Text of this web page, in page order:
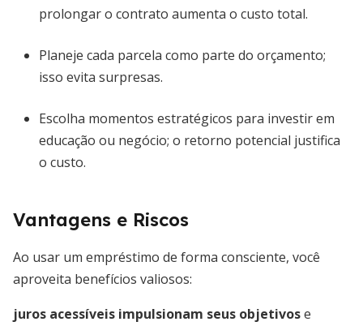
prolongar o contrato aumenta o custo total.
Planeje cada parcela como parte do orçamento;
isso evita surpresas.
Escolha momentos estratégicos para investir em
educação ou negócio; o retorno potencial justifica
o custo.
Vantagens e Riscos
Ao usar um empréstimo de forma consciente, você
aproveita benefícios valiosos:
juros acessíveis impulsionam seus objetivose